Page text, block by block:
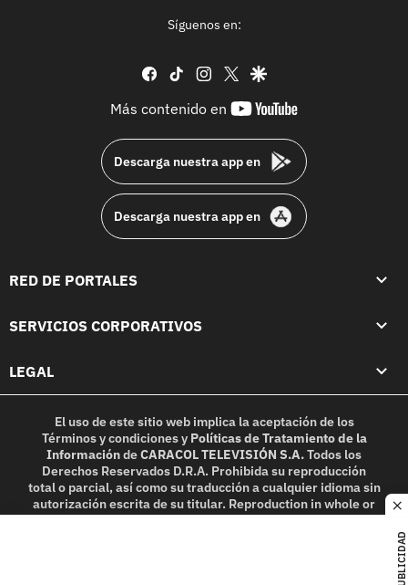
PUBLICIDAD
Síguenos en:
facebook
tiktok instagram
twittergoogle
Más contenido en
youtube-
Descarga nuestra app en
Descarga nuestra app en
RED DE PORTALES
SERVICIOS CORPORATIVOS
LEGAL
El uso de este sitio web implica la aceptación de los
Términos y condicionesy Políticas de Tratamiento de la
InformacióndeCARACOL TELEVISIÓN S.A.Todos los
Derechos Reservados D.R.A. Prohibida su reproducción
total o parcial, así como su traducción a cualquier idioma sin
autorización escrita de su titular. Reproduction in whole or
in part, or translation without written permission is